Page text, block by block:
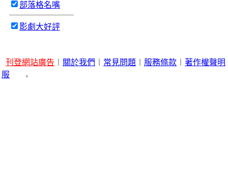
部落格名嘴
影劇大好評
刊登網站廣告 關於我們 常見問題 服務條款 著作權聲明
服